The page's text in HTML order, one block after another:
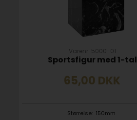
Varenr. 5000-01
Sportsfigur med 1-tal
65,00 DKK
Størrelse: 150mm